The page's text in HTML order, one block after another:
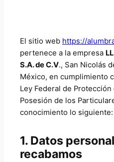
El sitio web https://
pertenece a la empresa LL
S.A. de C.V., San Nicolás
México, en cumplimiento
Ley Federal de
Posesión de los
conocimiento lo siguiente:
1. Datos
recabamos